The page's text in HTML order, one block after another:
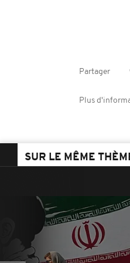
Partager
Plus
SUR LE MÊME